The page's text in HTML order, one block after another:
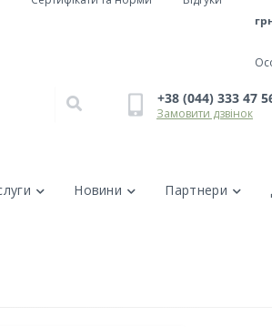
+38 (044) 333 47
Замовити дзвінок
Новини Партнери